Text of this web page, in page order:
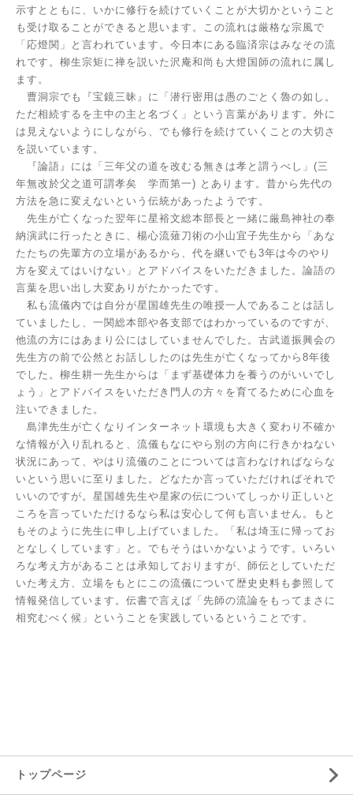
示すとともに、いかに修行を続けていくことが大切かということ
も受け取ることができると思います。この流れは厳格な宗風で
「応燈関」と言われています。今日本にある臨済宗はみなその流
れです。柳生宗矩に禅を説いた沢庵和尚も大燈国師の流れに属し
ます。
曹洞宗でも『宝鏡三昧』に「潜行密用は愚のごとく魯の如し。
ただ相続するを主中の主と名づく」という言葉があります。外に
は見えないようにしながら、でも修行を続けていくことの大切さ
を説いています。
『論語』には「三年父の道を改むる無きは孝と謂うべし」 (三
年無改於父之道可謂孝矣 学而第一) とあります。昔から先代の
方法を急に変えないという伝統があったようです。
先生が亡くなった翌年に星裕文総本部長と一緒に厳島神社の奉
納演武に行ったときに、楊心流薙刀術の小山宜子先生から「あな
たたちの先輩方の立場があるから、代を継いでも 3年は今のやり
方を変えてはいけない」とアドバイスをいただきました。論語の
言葉を思い出し大変ありがたかったです。
私も流儀内では自分が星国雄先生の唯授一人であることは話し
ていましたし、一関総本部や各支部ではわかっているのですが、
他流の方にはあまり公にはしていませんでした。古武道振興会の
先生方の前で公然とお話ししたのは先生が亡くなってから 8年後
でした。柳生耕一先生からは「まず基礎体力を養うのがいいでし
ょう」とアドバイスをいただき門人の方々を育てるために心血を
注いできました。
島津先生が亡くなりインターネット環境も大きく変わり不確か
な情報が入り乱れると、流儀もなにやら別の方向に行きかねない
状況にあって、やはり流儀のことについては言わなければならな
いという思いに至りました。どなたか言っていただければそれで
いいのですが。星国雄先生や星家の伝についてしっかり正しいと
ころを言っていただけるなら私は安心して何も言いません。もと
もそのように先生に申し上げていました。「私は埼玉に帰ってお
となしくしています」と。でもそうはいかないようです。いろい
ろな考え方があることは承知しておりますが、師伝としていただ
いた考え方、立場をもとにこの流儀について歴史史料も参照して
情報発信しています。伝書で言えば「先師の流論をもってまさに
相究むべく候」ということを実践しているということです。
トップページ